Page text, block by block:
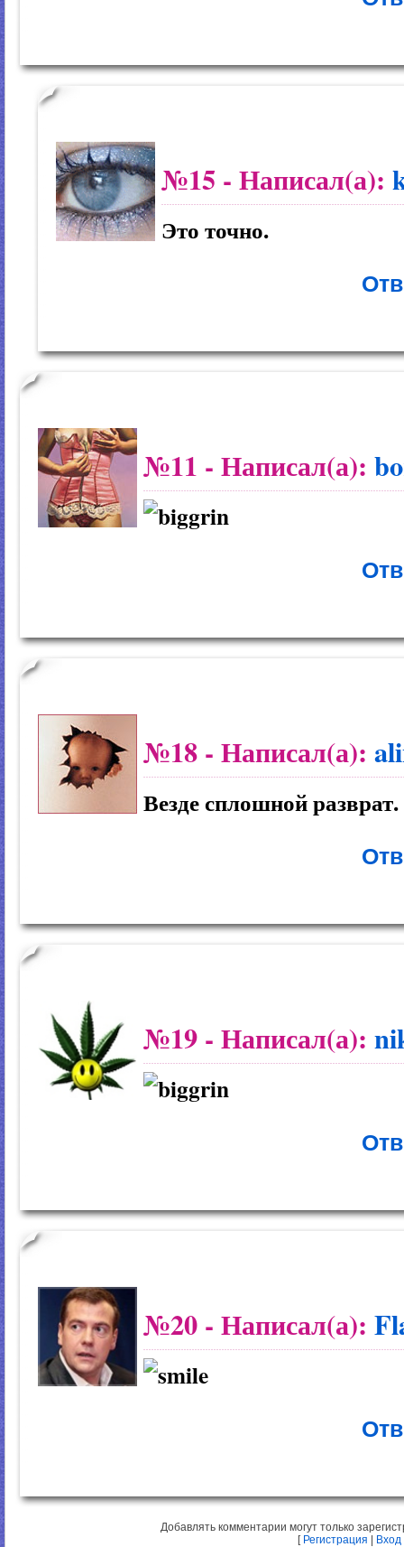
№15 - Написал(а):
Это точно.
№11 - Написал(а):
№18 - Написал(а):
Везде сплошной разврат.
№19 - Написал(а):
№20 - Написал(а):
Добавлять комментарии могут только
[ Регистрация Вход